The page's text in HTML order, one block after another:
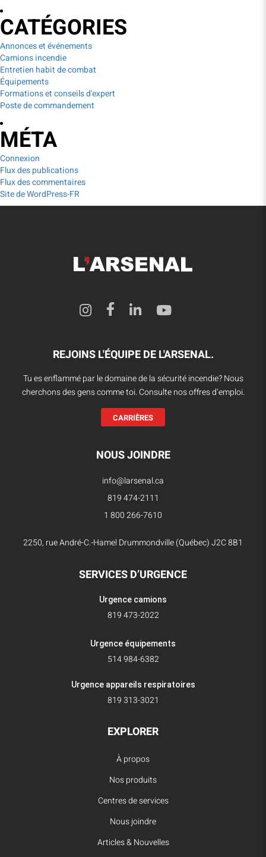
CATÉGORIES
Annonces et événements
Camions incendie
Entretien habit de combat
Équipements
Formations et conseils d'expert
Poste de commandement
MÉTA
Connexion
Flux des publications
Flux des commentaires
Site de WordPress-FR
REJOINS L'ÉQUIPE DE L'ARSENAL.
Tu es enflammé par le domaine de la sécurité incendie? Nous
cherchons des gens comme toi. Consulte nos offres d’emploi.
CARRIÈRES
NOUS JOINDRE
info@larsenal.ca
819 474-2111
1 800 266-7610
2250, rue André-C.-Hamel Drummondville (Québec) J2C 8B1
SERVICES D’URGENCE
Urgence camions
819 473-2022
Urgence équipements
514 984-6382
Urgence appareils respiratoires
819 313-3021
EXPLORER
À propos
Nos produits
Centres de services
Nous joindre
Articles & Nouvelles